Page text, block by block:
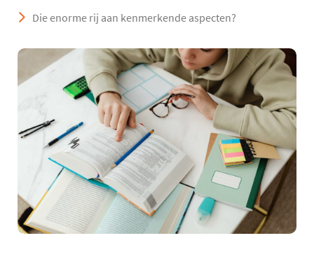
Die enorme rij aan kenmerkende aspecten?